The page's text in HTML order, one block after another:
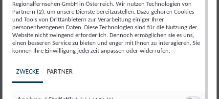
AUFATMEN IN ABTENAU: DIE
KARKOGELBAHN IST GERETTET
Regionalfernsehen GmbH in Österreich. Wir nutzen Technologien von
Partnern (2), um unsere Dienste bereitzustellen. Dazu gehören Cookies
und Tools von Drittanbietern zur Verarbeitung einiger Ihrer
personenbezogenen Daten. Diese Technologien sind für die Nutzung der
Website nicht zwingend erforderlich. Dennoch ermöglichen sie es uns,
einen besseren Service zu bieten und enger mit Ihnen zu interagieren. Sie
können Ihre Einwilligung jederzeit anpassen oder widerrufen.
ZWECKE PARTNER